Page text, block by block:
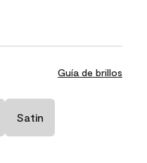
Guía de brillos
Satin